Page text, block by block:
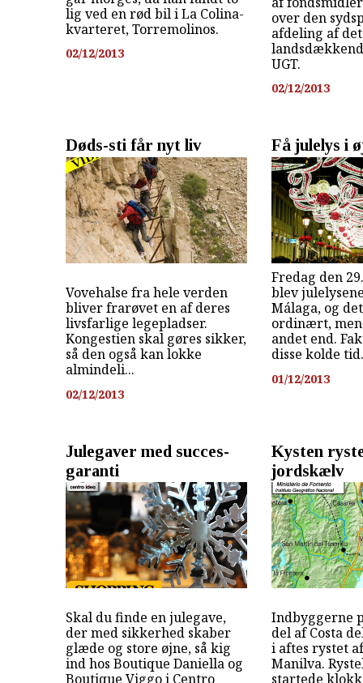
lig ved en rød bil i La Colina-
kvarteret, Torremolinos.
02/12/2013
over den
afdeling af
UGT.
02/12/2013
Døds-sti får nyt liv
Vovehalse fra hele verden
bliver frarøvet en af deres
livsfarlige legepladser.
Kongestien skal gøres sikker,
så den også kan lokke
almindeli...
02/12/2013
Få julelys i
Fredag den
blev
Málaga, og
ordinært,
andet end.
disse kolde
01/12/2013
Julegaver med succes-
garanti
Skal du finde en julegave,
der med sikkerhed skaber
glæde og store øjne, så kig
ind hos Boutique Daniella og
Boutique Viggo i Centro
Kysten
jordskælv
Indbyggerne
del af Costa
i aftes rystet
Manilva.
startede